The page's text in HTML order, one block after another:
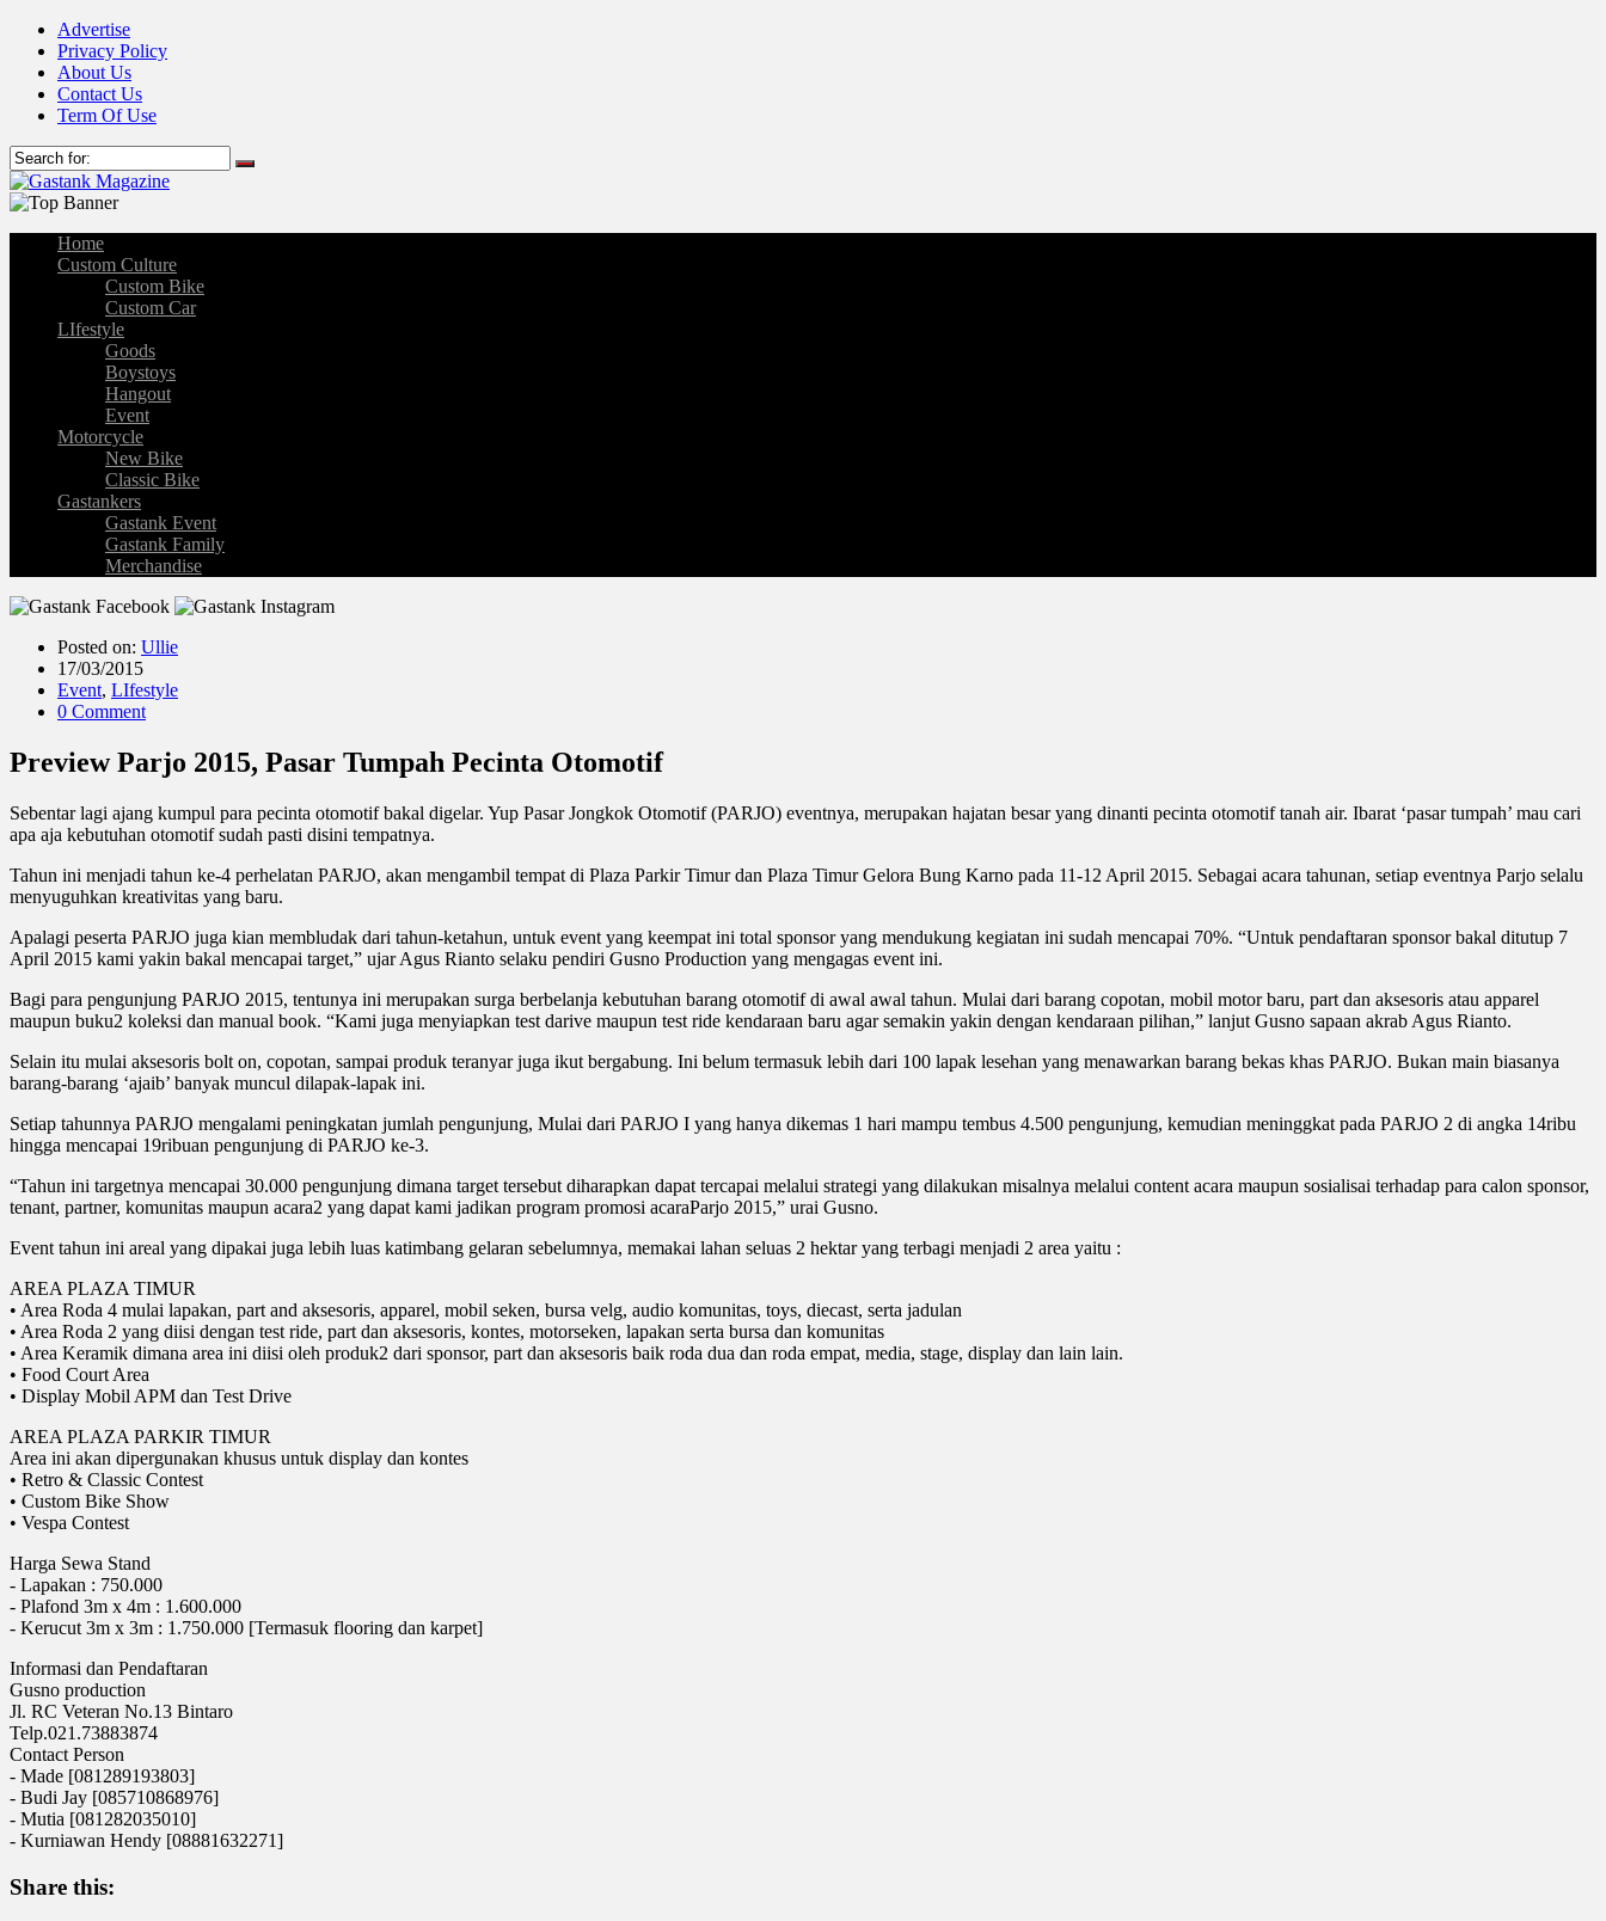
Advertise
Privacy Policy
About Us
Contact Us
Term Of Use
Home
Custom Culture
Custom Bike
Custom Car
LIfestyle
Goods
Boystoys
Hangout
Event
Motorcycle
New Bike
Classic Bike
Gastankers
Gastank Event
Gastank Family
Merchandise
Posted on: Ullie
17/03/2015
Event, LIfestyle
0 Comment
Preview Parjo 2015, Pasar Tumpah Pecinta Otomotif
Sebentar lagi ajang kumpul para pecinta otomotif bakal digelar. Yup Pasar Jongkok Otomotif (PARJO) eventnya, merupakan hajatan besar yang dinanti pecinta otomotif tanah air. Ibarat ‘pasar tumpah’ mau cari
apa aja kebutuhan otomotif sudah pasti disini tempatnya.
Tahun ini menjadi tahun ke-4 perhelatan PARJO, akan mengambil tempat di Plaza Parkir Timur dan Plaza Timur Gelora Bung Karno pada 11-12 April 2015. Sebagai acara tahunan, setiap eventnya Parjo selalu
menyuguhkan kreativitas yang baru.
Apalagi peserta PARJO juga kian membludak dari tahun-ketahun, untuk event yang keempat ini total sponsor yang mendukung kegiatan ini sudah mencapai 70%. “Untuk pendaftaran sponsor bakal ditutup 7
April 2015 kami yakin bakal mencapai target,” ujar Agus Rianto selaku pendiri Gusno Production yang mengagas event ini.
Bagi para pengunjung PARJO 2015, tentunya ini merupakan surga berbelanja kebutuhan barang otomotif di awal awal tahun. Mulai dari barang copotan, mobil motor baru, part dan aksesoris atau apparel
maupun buku2 koleksi dan manual book. “Kami juga menyiapkan test darive maupun test ride kendaraan baru agar semakin yakin dengan kendaraan pilihan,” lanjut Gusno sapaan akrab Agus Rianto.
Selain itu mulai aksesoris bolt on, copotan, sampai produk teranyar juga ikut bergabung. Ini belum termasuk lebih dari 100 lapak lesehan yang menawarkan barang bekas khas PARJO. Bukan main biasanya
barang-barang ‘ajaib’ banyak muncul dilapak-lapak ini.
Setiap tahunnya PARJO mengalami peningkatan jumlah pengunjung, Mulai dari PARJO I yang hanya dikemas 1 hari mampu tembus 4.500 pengunjung, kemudian meninggkat pada PARJO 2 di angka 14ribu
hingga mencapai 19ribuan pengunjung di PARJO ke-3.
“Tahun ini targetnya mencapai 30.000 pengunjung dimana target tersebut diharapkan dapat tercapai melalui strategi yang dilakukan misalnya melalui content acara maupun sosialisai terhadap para calon sponsor,
tenant, partner, komunitas maupun acara2 yang dapat kami jadikan program promosi acaraParjo 2015,” urai Gusno.
Event tahun ini areal yang dipakai juga lebih luas katimbang gelaran sebelumnya, memakai lahan seluas 2 hektar yang terbagi menjadi 2 area yaitu :
AREA PLAZA TIMUR
• Area Roda 4 mulai lapakan, part and aksesoris, apparel, mobil seken, bursa velg, audio komunitas, toys, diecast, serta jadulan
• Area Roda 2 yang diisi dengan test ride, part dan aksesoris, kontes, motorseken, lapakan serta bursa dan komunitas
• Area Keramik dimana area ini diisi oleh produk2 dari sponsor, part dan aksesoris baik roda dua dan roda empat, media, stage, display dan lain lain.
• Food Court Area
• Display Mobil APM dan Test Drive
AREA PLAZA PARKIR TIMUR
Area ini akan dipergunakan khusus untuk display dan kontes
• Retro & Classic Contest
• Custom Bike Show
• Vespa Contest
Harga Sewa Stand
- Lapakan : 750.000
- Plafond 3m x 4m : 1.600.000
- Kerucut 3m x 3m : 1.750.000 [Termasuk flooring dan karpet]
Informasi dan Pendaftaran
Gusno production
Jl. RC Veteran No.13 Bintaro
Telp.021.73883874
Contact Person
- Made [081289193803]
- Budi Jay [085710868976]
- Mutia [081282035010]
- Kurniawan Hendy [08881632271]
Share this: